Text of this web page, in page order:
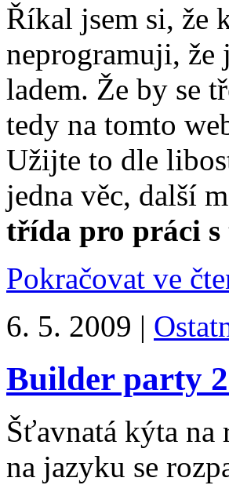
Říkal jsem si, že
neprogramuji, že
ladem. Že by se
tedy na tomto
Užijte to dle
jedna věc, další
třída pro práci s
Pokračovat ve
6. 5. 2009 |
Builder party
Šťavnatá kýta na
na jazyku se